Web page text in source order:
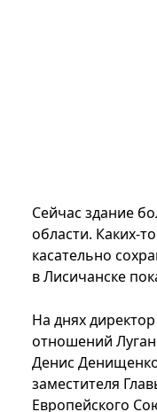
Сейчас здание
области. Каких-
касательно
в Лисичанске
На днях
отношений
Денис
заместителя
Европейского